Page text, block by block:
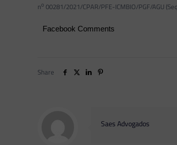
no 00281/2021/CPAR/PFE-ICMBIO/PGF/AGU
Facebook Comments
Share
Saes Advogados